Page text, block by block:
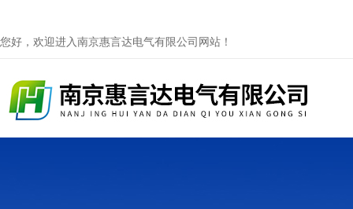
您好，欢迎进入南京惠言达电气有限公司网站！